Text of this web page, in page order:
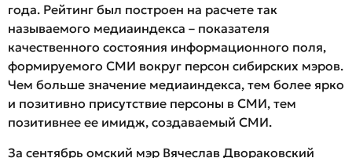
года. Рейтинг был построен на расчете так
называемого медиаиндекса – показателя
качественного состояния информационного поля,
формируемого СМИ вокруг персон сибирских мэров.
Чем больше значение медиаиндекса, тем более ярко
и позитивно присутствие персоны в СМИ, тем
позитивнее ее имидж, создаваемый СМИ.
За сентябрь омский мэр Вячеслав Двораковский